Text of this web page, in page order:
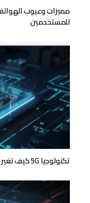
للمستخدمين
تكنولوجيا 5G كيف تغير الهواتف الذكية في مصر